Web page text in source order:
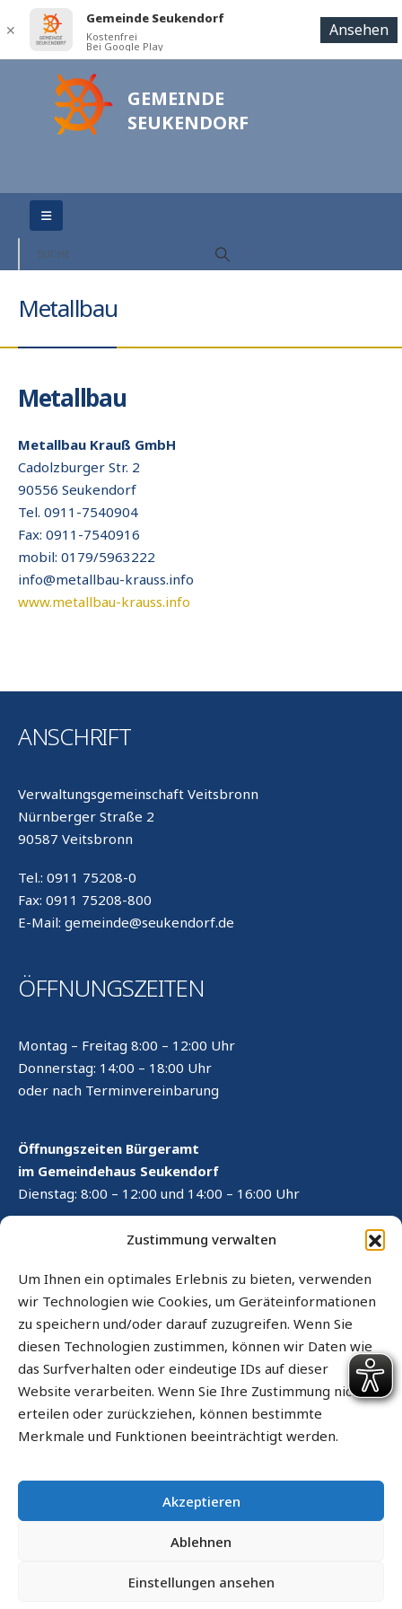
Zustimmung verwalten
Um Ihnen ein optimales Erlebnis zu bieten, verwenden
wir Technologien wie Cookies, um Geräteinformationen
zu speichern und/oder darauf zuzugreifen. Wenn Sie
diesen Technologien zustimmen, können wir Daten wie
das Surfverhalten oder eindeutige IDs auf dieser
Website verarbeiten. Wenn Sie Ihre Zustimmung nicht
erteilen oder zurückziehen, können bestimmte
Merkmale und Funktionen beeinträchtigt werden.
Akzeptieren
Ablehnen
Einstellungen ansehen
GEMEINDE
SEUKENDORF
Metallbau
Metallbau
Metallbau Krauß GmbH
Cadolzburger Str. 2
90556 Seukendorf
Tel. 0911-7540904
Fax: 0911-7540916
mobil: 0179/5963222
info@metallbau-krauss.info
www.metallbau-krauss.info
ANSCHRIFT
Verwaltungsgemeinschaft Veitsbronn
Nürnberger Straße 2
90587 Veitsbronn
Tel.: 0911 75208-0
Fax: 0911 75208-800
E-Mail: gemeinde@seukendorf.de
ÖFFNUNGSZEITEN
Montag – Freitag 8:00 – 12:00 Uhr
Donnerstag: 14:00 – 18:00 Uhr
oder nach Terminvereinbarung
Öffnungszeiten Bürgeramt
im Gemeindehaus Seukendorf
Dienstag: 8:00 – 12:00 und 14:00 – 16:00 Uhr
RECHTLICHES
Kontaktformular
Impressum
Datenschutz
Cookie-Richtlinie (EU)
Sitemap
Barrierefrei
Informationen in leichter Sprache
✕
Gemeinde Seukendorf
Kostenfrei
Bei Google Play
Ansehen